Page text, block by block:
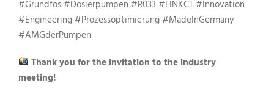
#Grundfos #Dosierpumpen #R033 #FINKCT #Innovation
#Engineering #Prozessoptimierung #MadeInGermany
#AMGderPumpen
Thank you for the invitation to the industry
meeting!